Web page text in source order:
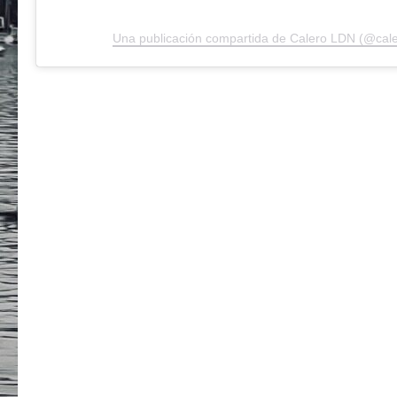
Una publicación compartida de Calero LDN